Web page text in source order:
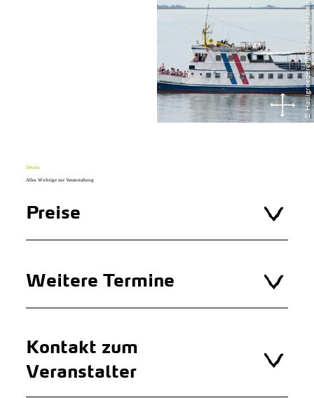
© Halligreederei MS Hauke Haien
Details
Alles Wichtige zur Veranstaltung
Preise
Weitere Termine
Kontakt zum
Veranstalter